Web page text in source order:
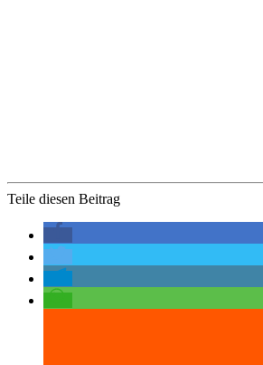
Teile diesen Beitrag